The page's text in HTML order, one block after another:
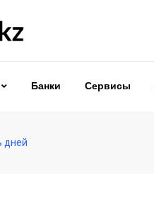
Банки Сервисы
дней